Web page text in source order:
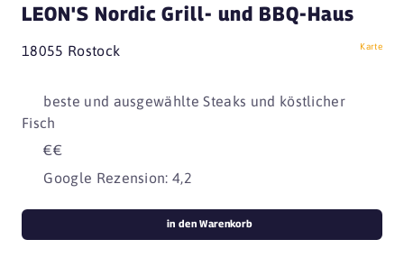
LEON'S Nordic Grill- und BBQ-Haus
18055 Rostock Karte
beste und ausgewählte Steaks und köstlicher
Fisch
€€
Google Rezension: 4,2
in den Warenkorb